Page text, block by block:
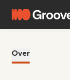
Over